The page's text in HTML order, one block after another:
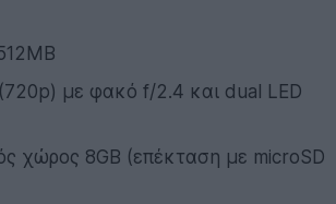
με φακό f/2.4 και dual LED
χώρος 8GB (επέκταση με microSD